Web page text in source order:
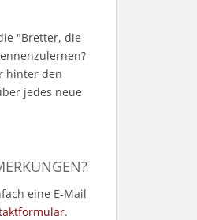
"Bretter, die
hinter den
jedes neue
eine E-Mail
.